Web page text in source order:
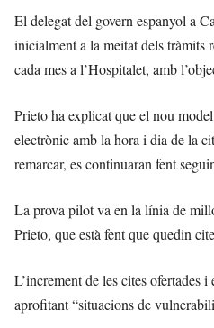
El delegat del govern espanyol a
inicialment a la meitat dels tràmits
cada mes a l’Hospitalet, amb
Prieto ha explicat que el nou
electrònic amb la hora i dia de la
remarcar, es continuaran fent
La prova pilot va en la línia de
Prieto, que està fent que quedin
L’increment de les cites ofertades
aprofitant “situacions de